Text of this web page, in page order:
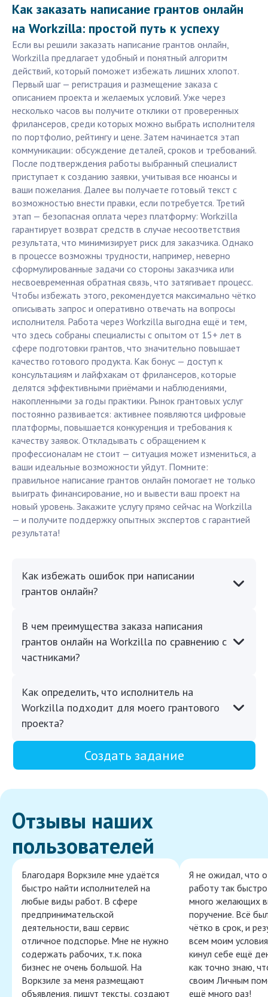
Как заказать написание грантов онлайн
на Workzilla: простой путь к успеху
Если вы решили заказать написание грантов онлайн,
Workzilla предлагает удобный и понятный алгоритм
действий, который поможет избежать лишних хлопот.
Первый шаг — регистрация и размещение заказа с
описанием проекта и желаемых условий. Уже через
несколько часов вы получите отклики от проверенных
фрилансеров, среди которых можно выбрать исполнителя
по портфолио, рейтингу и цене. Затем начинается этап
коммуникации: обсуждение деталей, сроков и требований.
После подтверждения работы выбранный специалист
приступает к созданию заявки, учитывая все нюансы и
ваши пожелания. Далее вы получаете готовый текст с
возможностью внести правки, если потребуется. Третий
этап — безопасная оплата через платформу: Workzilla
гарантирует возврат средств в случае несоответствия
результата, что минимизирует риск для заказчика. Однако
в процессе возможны трудности, например, неверно
сформулированные задачи со стороны заказчика или
несвоевременная обратная связь, что затягивает процесс.
Чтобы избежать этого, рекомендуется максимально чётко
описывать запрос и оперативно отвечать на вопросы
исполнителя. Работа через Workzilla выгодна ещё и тем,
что здесь собраны специалисты с опытом от 15+ лет в
сфере подготовки грантов, что значительно повышает
качество готового продукта. Как бонус — доступ к
консультациям и лайфхакам от фрилансеров, которые
делятся эффективными приёмами и наблюдениями,
накопленными за годы практики. Рынок грантовых услуг
постоянно развивается: активнее появляются цифровые
платформы, повышается конкуренция и требования к
качеству заявок. Откладывать с обращением к
профессионалам не стоит — ситуация может измениться, а
ваши идеальные возможности уйдут. Помните:
правильное написание грантов онлайн помогает не только
выиграть финансирование, но и вывести ваш проект на
новый уровень. Закажите услугу прямо сейчас на Workzilla
— и получите поддержку опытных экспертов с гарантией
результата!
Как избежать ошибок при написании
грантов онлайн?
В чем преимущества заказа написания
грантов онлайн на Workzilla по сравнению с
частниками?
Как определить, что исполнитель на
Workzilla подходит для моего грантового
проекта?
Создать задание
Отзывы наших
пользователей
Благодаря Воркзиле мне удаётся
быстро найти исполнителей на
любые виды работ. В сфере
предпринимательской
деятельности, ваш сервис
отличное подспорье. Мне не нужно
содержать рабочих, т.к. пока
бизнес не очень большой. На
Воркзиле за меня размещают
объявления, пишут тексты, создают
Я не ожидал, что
работу так
много желающих
поручение. Всё
чётко в срок, и
всем моим
кинул себе ещё
как точно знаю,
своим Личным
ещё много раз!